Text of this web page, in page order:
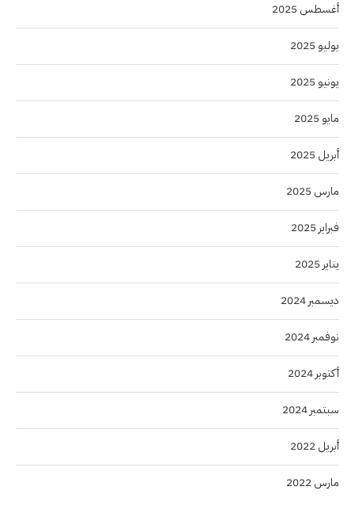
أغسطس 2025
يوليو 2025
يونيو 2025
مايو 2025
أبريل 2025
مارس 2025
فبراير 2025
يناير 2025
ديسمبر 2024
نوفمبر 2024
أكتوبر 2024
سبتمبر 2024
أبريل 2022
مارس 2022